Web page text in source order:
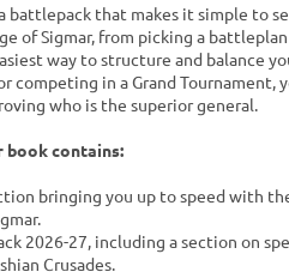
battlepack that makes it simple to
of Sigmar, from picking a
way to structure and balance
competing in a Grand Tournament,
who is the superior general.
book contains:
bringing you up to speed with
2026-27, including a section on
Crusades.